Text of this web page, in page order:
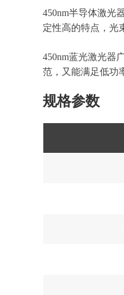
450nm半导体激光
定性高的特点，光
450nm蓝光激光器
范，又能满足低功
规格参数